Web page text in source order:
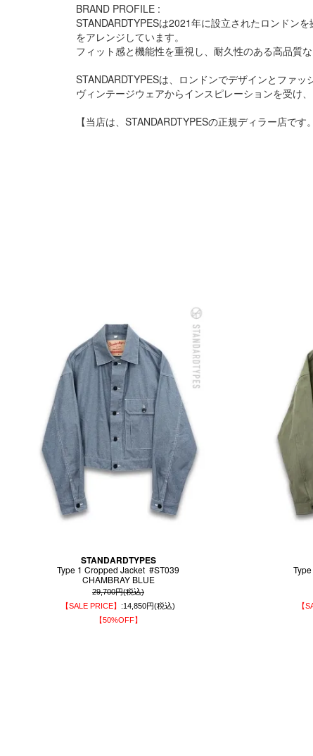
BRAND PROFILE :
STANDARDTYPESは2021年に設立されたロンドン
をアレンジしています。
フィット感と機能性を重視し、耐久性のある高品質
STANDARDTYPESは、ロンドンでデザインとファ
ヴィンテージウェアからインスピレーションを受け
【当店は、STANDARDTYPESの正規ディラー店です
STANDARDTYPES
Type 1 Cropped Jacket #ST039
CHAMBRAY BLUE
29,700円(税込)
【SALE PRICE】 :14,850円(税込)
【50%OFF】
【